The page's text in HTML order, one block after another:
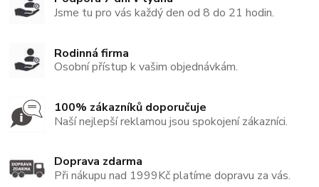
Jsme tu pro vás každý den od 8 do 21 hodin.
Rodinná firma
Osobní přístup k vašim objednávkám.
100% zákazníků doporučuje
Naší nejlepší reklamou jsou spokojení zákazníci.
Doprava zdarma
Při nákupu nad 1999Kč platíme dopravu za vás.